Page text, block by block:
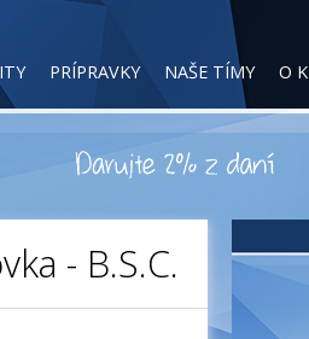
PRÍPRAVKY NAŠE TÍMY O
- B.S.C.